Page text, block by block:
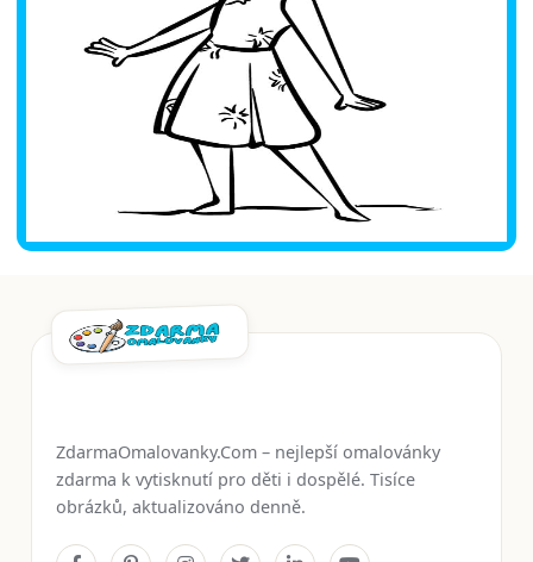
ZdarmaOmalovanky.Com – nejlepší omalovánky
zdarma k vytisknutí pro děti i dospělé. Tisíce
obrázků, aktualizováno denně.